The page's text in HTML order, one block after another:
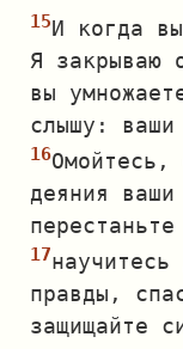
И когда
Я закрываю
вы
слышу: ваши
Омойтесь,
деяния
правды,
защищайте